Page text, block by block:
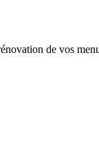
de vos